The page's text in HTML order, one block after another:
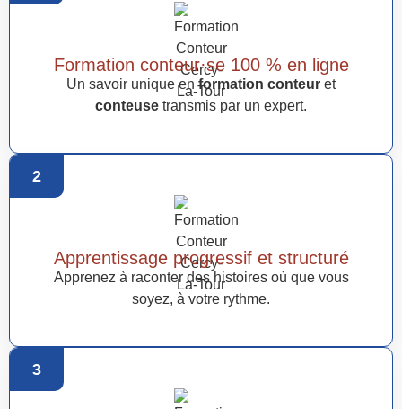
Formation conteur·se 100 % en ligne
Un savoir unique enformation conteur et
conteuse transmis par un expert.
2
Apprentissage progressif et structuré
Apprenez à raconter des histoires où que vous
soyez, à votre rythme.
3